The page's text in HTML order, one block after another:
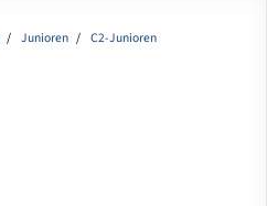
Junioren
C2-Junioren